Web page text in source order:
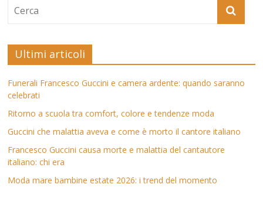
Ultimi articoli
Funerali Francesco Guccini e camera ardente: quando saranno
celebrati
Ritorno a scuola tra comfort, colore e tendenze moda
Guccini che malattia aveva e come è morto il cantore italiano
Francesco Guccini causa morte e malattia del cantautore
italiano: chi era
Moda mare bambine estate 2026: i trend del momento